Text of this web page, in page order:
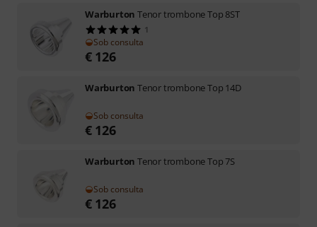
Warburton Tenor trombone Top 8ST
1
Sob consulta
€ 126
Warburton Tenor trombone Top 14D
Sob consulta
€ 126
Warburton Tenor trombone Top 7S
Sob consulta
€ 126